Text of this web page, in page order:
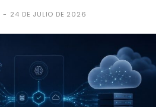
- 24 DE JULIO DE 2026